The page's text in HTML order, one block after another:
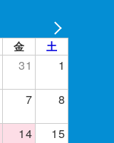
金 土
31
1
7
8
14
15